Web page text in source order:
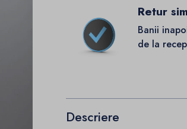
Retur
Banii
de la
Descriere